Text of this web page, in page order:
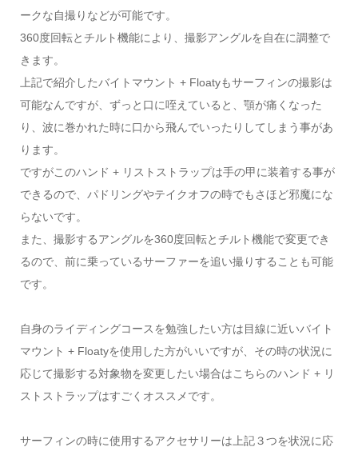
ークな自撮りなどが可能です。
360度回転とチルト機能により、撮影アングルを自在に調整で
きます。
上記で紹介したバイトマウント + Floatyもサーフィンの撮影は
可能なんですが、ずっと口に咥えていると、顎が痛くなった
り、波に巻かれた時に口から飛んでいったりしてしまう事があ
ります。
ですがこのハンド + リストストラップは手の甲に装着する事が
できるので、パドリングやテイクオフの時でもさほど邪魔にな
らないです。
また、撮影するアングルを360度回転とチルト機能で変更でき
るので、前に乗っているサーファーを追い撮りすることも可能
です。
自身のライディングコースを勉強したい方は目線に近いバイト
マウント + Floatyを使用した方がいいですが、その時の状況に
応じて撮影する対象物を変更したい場合はこちらのハンド + リ
ストストラップはすごくオススメです。
サーフィンの時に使用するアクセサリーは上記３つを状況に応